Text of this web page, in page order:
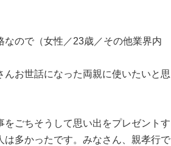
なので（女性／23歳／その他業界内
んお世話になった両親に使いたいと思
ごちそうして思い出をプレゼントす
多かったです。みなさん、親孝行で